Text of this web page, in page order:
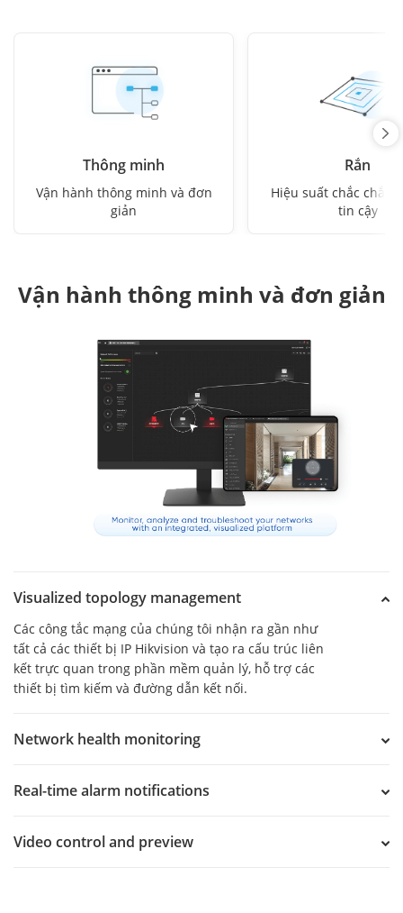
Thông minh
Vận hành thông minh và đơn
giản
Rắn
Hiệu suất chắc chắn
tin cậy
Vận hành thông minh và đơn giản
Visualized topology management
Các công tắc mạng của chúng tôi nhận ra gần như
tất cả các thiết bị IP Hikvision và tạo ra cấu trúc liên
kết trực quan trong phần mềm quản lý, hỗ trợ các
thiết bị tìm kiếm và đường dẫn kết nối.
Network health monitoring
Real-time alarm notifications
Video control and preview